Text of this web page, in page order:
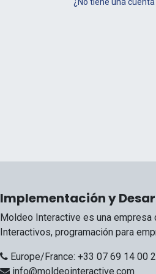
Implementación y
Moldeo Interactive es una
Interactivos, programación para
Europe/France: +33 07 69 14 00
info@moldeointeractive.com